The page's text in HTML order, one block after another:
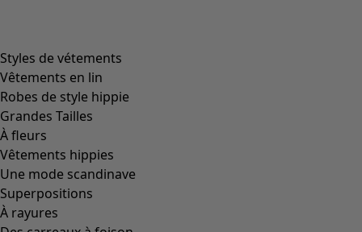
Styles de vétements
Vêtements en lin
Robes de style hippie
Grandes Tailles
À fleurs
Vêtements hippies
Une mode scandinave
Superpositions
À rayures